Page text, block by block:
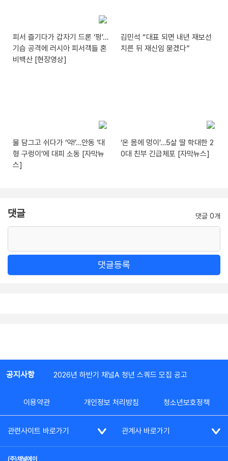
피서 즐기다가 갑자기 드론 ‘펑’…
기습 공격에 러시아 피서객들 혼
비백산 [현장영상]
김민석 “대표 되면 내년 재보선
치른 뒤 재신임 묻겠다”
물 담그고 쉬다가 ‘악!’…안동 ‘대
형 구렁이’에 대피 소동 [자막뉴
스]
‘온 몸에 멍이’…5살 딸 학대한 2
0대 친부 긴급체포 [자막뉴스]
댓글 댓글 0개
댓글등록
공지사항 2026년 하반기 채널A 청년 스쿼드 모집 공고
이용약관 개인정보 처리방침 청소년보호정책
관련사이트 바로가기 관계사 바로가기
(주)채널에이